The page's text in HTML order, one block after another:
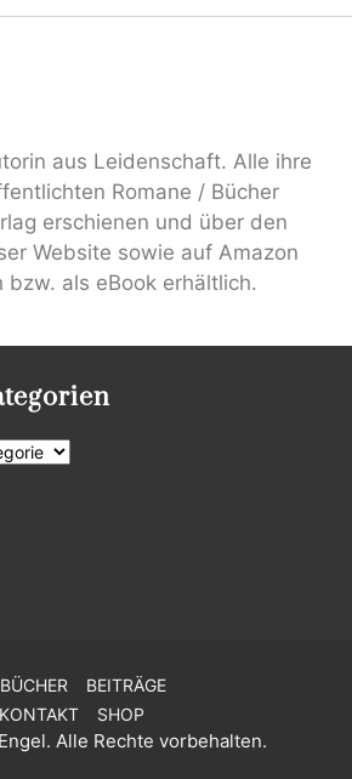
aus Leidenschaft. Alle ihre
Romane / Bücher
erschienen und über den
Website sowie auf Amazon
bzw. als eBook erhältlich.
BEITRÄGE
KONTAKT SHOP
Alle Rechte vorbehalten.